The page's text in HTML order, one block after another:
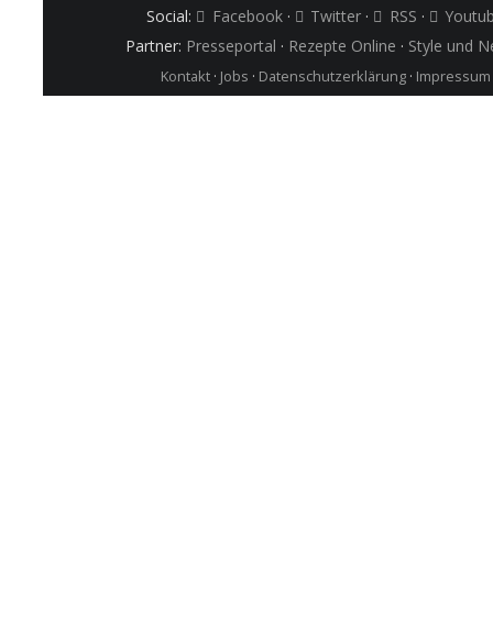
Social:
Facebook· Twitter · RSS ·
Partner: Presseportal · Rezepte Online · Style und
Kontakt· Jobs · Datenschutzerklärung· Impressum